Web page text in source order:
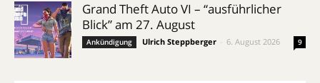
Grand Theft Auto VI – “ausführlicher
Blick” am 27. August
Ankündigung Ulrich Steppberger 6. August 2026 9